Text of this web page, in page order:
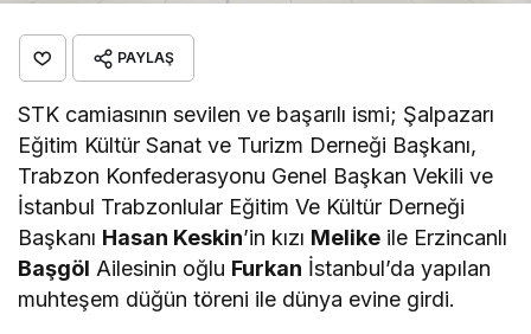
PAYLAŞ
STK camiasının sevilen ve başarılı ismi; Şalpazarı
Eğitim Kültür Sanat ve Turizm Derneği Başkanı,
Trabzon Konfederasyonu Genel Başkan Vekili ve
İstanbul Trabzonlular Eğitim Ve Kültür Derneği
Başkanı Hasan Keskin’in kızı Melike ile Erzincanlı
Başgöl Ailesinin oğlu Furkan İstanbul’da yapılan
muhteşem düğün töreni ile dünya evine girdi.